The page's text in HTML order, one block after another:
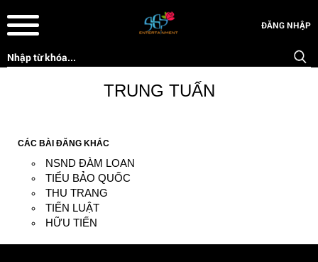
ĐĂNG NHẬP
TRUNG TUẤN
CÁC BÀI ĐĂNG KHÁC
NSND ĐÀM LOAN
TIỂU BẢO QUỐC
THU TRANG
TIẾN LUẬT
HỮU TIẾN